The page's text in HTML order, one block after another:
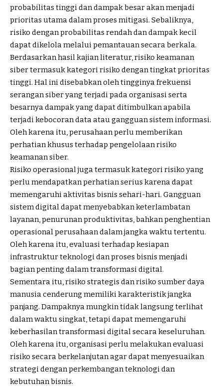
probabilitas tinggi dan dampak besar akan menjadi
prioritas utama dalam proses mitigasi. Sebaliknya,
risiko dengan probabilitas rendah dan dampak kecil
dapat dikelola melalui pemantauan secara berkala.
Berdasarkan hasil kajian literatur, risiko keamanan
siber termasuk kategori risiko dengan tingkat prioritas
tinggi. Hal ini disebabkan oleh tingginya frekuensi
serangan siber yang terjadi pada organisasi serta
besarnya dampak yang dapat ditimbulkan apabila
terjadi kebocoran data atau gangguan sistem informasi.
Oleh karena itu, perusahaan perlu memberikan
perhatian khusus terhadap pengelolaan risiko
keamanan siber.
Risiko operasional juga termasuk kategori risiko yang
perlu mendapatkan perhatian serius karena dapat
memengaruhi aktivitas bisnis sehari-hari. Gangguan
sistem digital dapat menyebabkan keterlambatan
layanan, penurunan produktivitas, bahkan penghentian
operasional perusahaan dalam jangka waktu tertentu.
Oleh karena itu, evaluasi terhadap kesiapan
infrastruktur teknologi dan proses bisnis menjadi
bagian penting dalam transformasi digital.
Sementara itu, risiko strategis dan risiko sumber daya
manusia cenderung memiliki karakteristik jangka
panjang. Dampaknya mungkin tidak langsung terlihat
dalam waktu singkat, tetapi dapat memengaruhi
keberhasilan transformasi digital secara keseluruhan.
Oleh karena itu, organisasi perlu melakukan evaluasi
risiko secara berkelanjutan agar dapat menyesuaikan
strategi dengan perkembangan teknologi dan
kebutuhan bisnis.